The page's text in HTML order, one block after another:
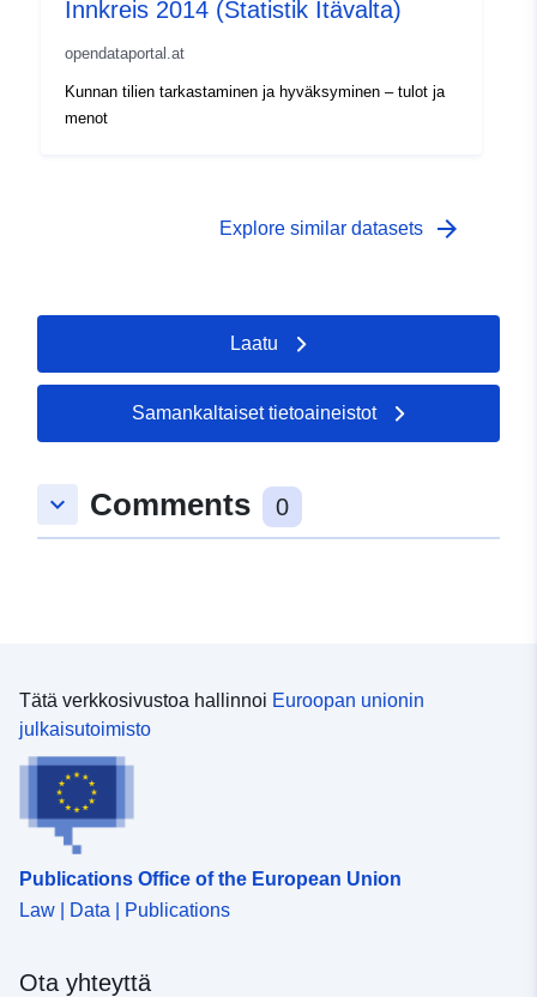
Innkreis 2014 (Statistik Itävalta)
opendataportal.at
Kunnan tilien tarkastaminen ja hyväksyminen – tulot ja
menot
Explore similar datasets arrow_forward
Laatu
Samankaltaiset tietoaineistot
keyboard_arrow_down Comments 0
Tätä verkkosivustoa hallinnoi Euroopan unionin
julkaisutoimisto
Publications Office of the European Union
Law | Data | Publications
Ota yhteyttä